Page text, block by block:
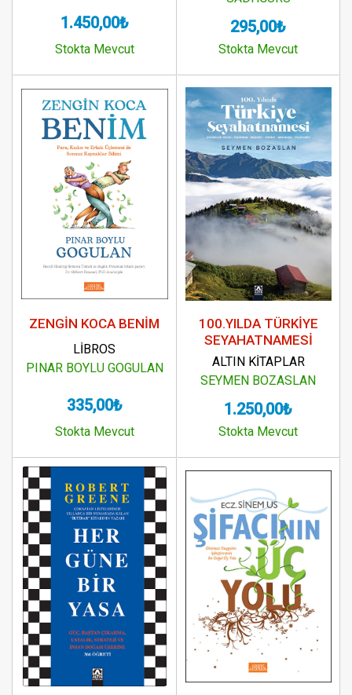
1.450,00₺
Stokta Mevcut
295,00₺
Stokta Mevcut
ZENGİN KOCA BENİM
LİBROS
PINAR BOYLU GOGULAN
335,00₺
Stokta Mevcut
100.YILDA TÜRKİYE
SEYAHATNAMESİ
ALTIN KİTAPLAR
SEYMEN BOZASLAN
1.250,00₺
Stokta Mevcut